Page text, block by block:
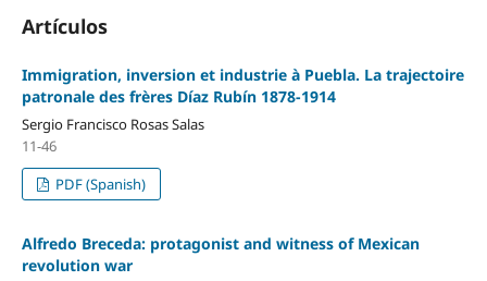
Artículos
Immigration, inversion et industrie à Puebla. La trajectoire
patronale des frères Díaz Rubín 1878-1914
Sergio Francisco Rosas Salas
11-46
PDF (Spanish)
Alfredo Breceda: protagonist and witness of Mexican
revolution war